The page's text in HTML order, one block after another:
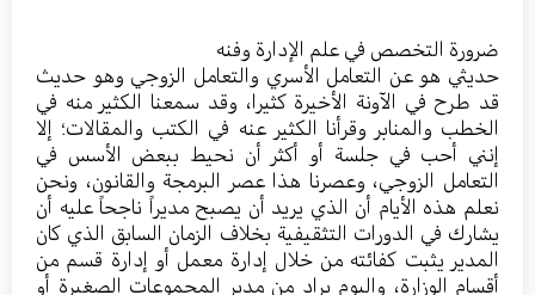
ضرورة التخصص في علم الإدارة وفنه
حديثي هو عن التعامل الأسري والتعامل الزوجي وهو حديث
قد طرح في الآونة الأخيرة كثيرا، وقد سمعنا الكثير منه في
الخطب والمنابر وقرأنا الكثير عنه في الكتب والمقالات؛ إلا
إنني أحب في جلسة أو أكثر أن نحيط ببعض الأسس في
التعامل الزوجي، وعصرنا هذا عصر البرمجة والقانون، ونحن
نعلم هذه الأيام أن الذي يريد أن يصبح مديراً ناجحاً عليه أن
يشارك في الدورات التثقيفية بخلاف الزمان السابق الذي كان
المدير يثبت كفائته من خلال إدارة معمل أو إدارة قسم من
أقسام الوزارة، واليوم يراد من مدير المجموعات الصغيرة أو